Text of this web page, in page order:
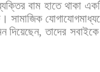
বাম হাতে থাকা
সামাজিক
দিয়েছেন,তাদের সবাইকে